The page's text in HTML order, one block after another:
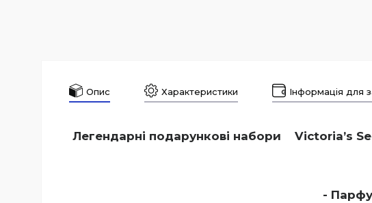
Опис Характеристики Інформація для
Легендарні подарункові набори Victoria’s
-